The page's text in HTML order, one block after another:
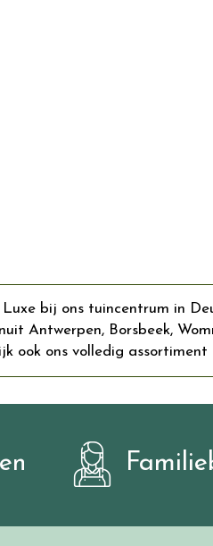
bij ons tuincentrum in
Antwerpen, Borsbeek,
ook ons volledig